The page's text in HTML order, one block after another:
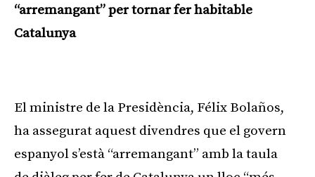
“arremangant” per tornar fer habitable
Catalunya
El ministre de la Presidència, Félix Bolaños,
ha assegurat aquest divendres que el govern
espanyol s’està “arremangant” amb la taula